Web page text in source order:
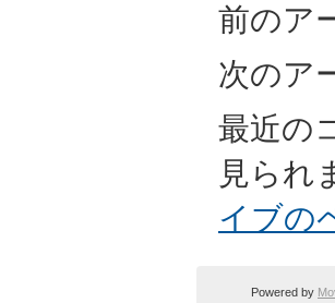
前のア
次のア
最近の
見られ
イブの
Powered by